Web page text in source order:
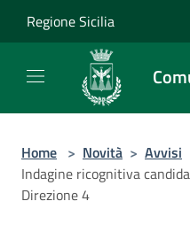
Regione Sicilia
Home > Novità > Avvisi
Indagine ricognitiva
Direzione 4